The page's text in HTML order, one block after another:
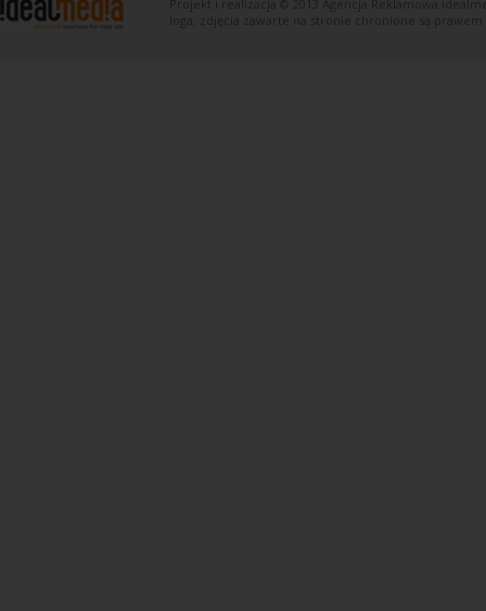
Projekt i realizacja © 2013 Agencja Reklamowa
loga, zdjęcia zawarte na stronie chronione są